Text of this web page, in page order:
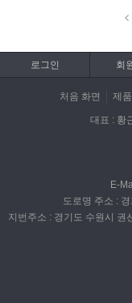
로그인 회
처음 화면 제
대표 : 황
E-
도로명 주소 :
지번주소 : 경기도 수원시